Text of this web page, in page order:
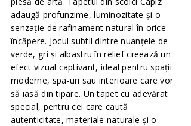
adaugă profunzime, luminozitate și o
senzație de rafinament natural în orice
încăpere. Jocul subtil dintre nuanțele de
verde, gri și albastru în relief creează un
efect vizual captivant, ideal pentru spații
moderne, spa-uri sau interioare care vor
să iasă din tipare. Un tapet cu adevărat
special, pentru cei care caută
autenticitate, materiale naturale și o